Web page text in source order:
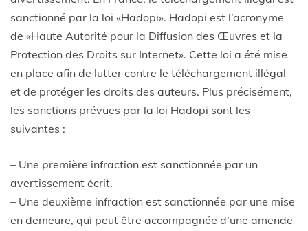
sanctionné par la loi «Hadopi». Hadopi est l’acronyme
de «Haute Autorité pour la Diffusion des Œuvres et la
Protection des Droits sur Internet». Cette loi a été mise
en place afin de lutter contre le téléchargement illégal
et de protéger les droits des auteurs. Plus précisément,
les sanctions prévues par la loi Hadopi sont les
suivantes :
– Une première infraction est sanctionnée par un
avertissement écrit.
– Une deuxième infraction est sanctionnée par une mise
en demeure, qui peut être accompagnée d’une amende